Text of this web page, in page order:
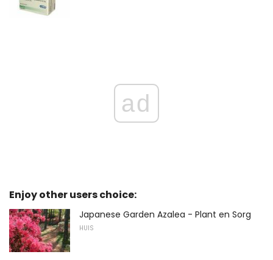
ad
Enjoy other users choice:
Japanese Garden Azalea - Plant en Sorg
HUIS